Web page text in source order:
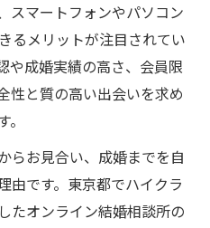
スマートフォンやパソコン
るメリットが注目されてい
や成婚実績の高さ、会員限
性と質の高い出会いを求め
らお見合い、成婚までを自
由です。東京都でハイクラ
たオンライン結婚相談所の